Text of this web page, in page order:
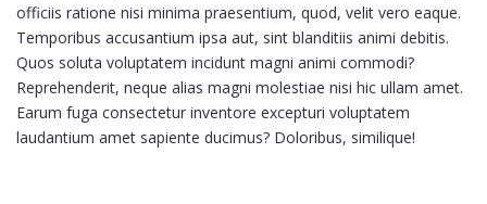
officiis ratione nisi minima praesentium, quod, velit vero eaque.
Temporibus accusantium ipsa aut, sint blanditiis animi debitis.
Quos soluta voluptatem incidunt magni animi commodi?
Reprehenderit, neque alias magni molestiae nisi hic ullam amet.
Earum fuga consectetur inventore excepturi voluptatem
laudantium amet sapiente ducimus? Doloribus, similique!